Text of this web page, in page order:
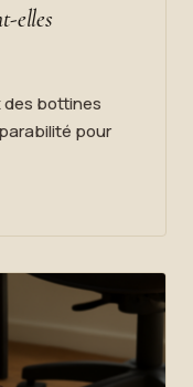
elles
bottines
pour